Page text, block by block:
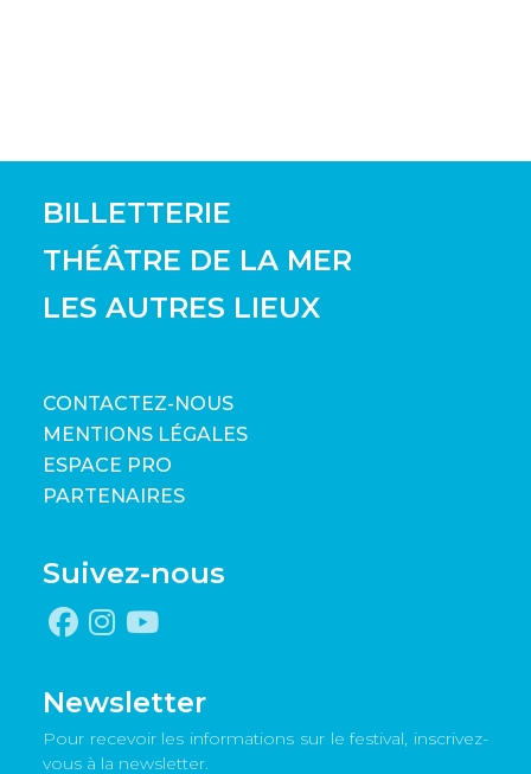
BILLETTERIE
THÉÂTRE DE LA MER
LES AUTRES LIEUX
CONTACTEZ-NOUS
MENTIONS LÉGALES
ESPACE PRO
PARTENAIRES
Suivez-nous
Newsletter
Pour recevoir les informations sur le festival, inscrivez-
vous à la newsletter.